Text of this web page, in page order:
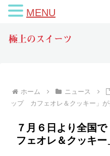
極上のスイーツ
ホーム ニュース
ップ カフェオレ＆クッキー」が
７月６日より全国
フェオレ＆クッキー
MENU